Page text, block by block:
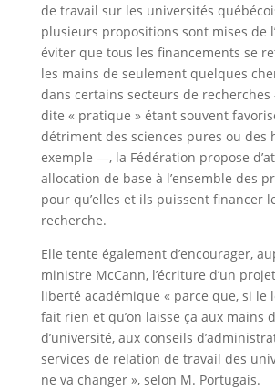
de travail sur les universités
plusieurs propositions sont mises de
éviter que tous les financements se
les mains de seulement quelques
dans certains secteurs de recherches
dite « pratique » étant souvent
détriment des sciences pures ou des
exemple —, la Fédération propose
allocation de base à l’ensemble des
pour qu’elles et ils puissent financer
recherche.
Elle tente également d’encourager,
ministre McCann, l’écriture d’un
liberté académique « parce que, si le
fait rien et qu’on laisse ça aux mains
d’université, aux conseils
services de relation de travail des
ne va changer », selon M. Portugais.